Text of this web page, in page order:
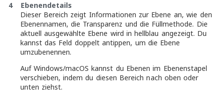
4 Ebenendetails
Dieser Bereich zeigt Informationen zur Ebene an, wie den
Ebenennamen, die Transparenz und die Füllmethode. Die
aktuell ausgewählte Ebene wird in hellblau angezeigt. Du
kannst das Feld doppelt antippen, um die Ebene
umzubenennen.
Auf Windows/macOS kannst du Ebenen im Ebenenstapel
verschieben, indem du diesen Bereich nach oben oder
unten ziehst.